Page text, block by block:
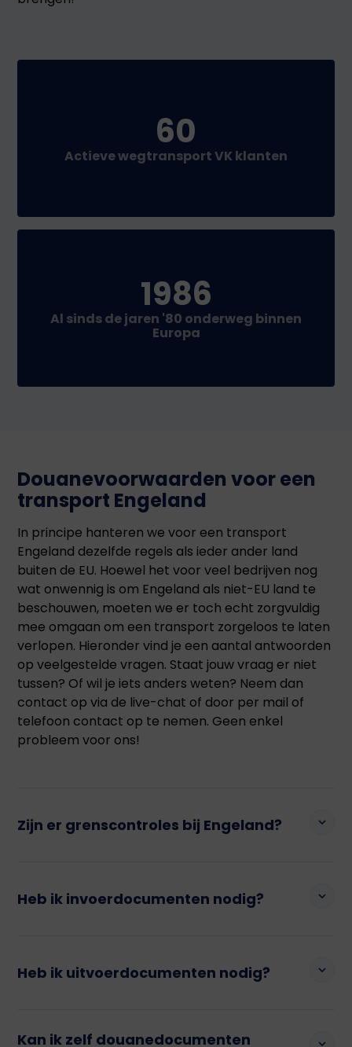
60
Actieve wegtransport VK klanten
1986
Al sinds de jaren '80 onderweg binnen
Europa
Douanevoorwaarden voor een
transport Engeland
In principe hanteren we voor een transport
Engeland dezelfde regels als ieder ander land
buiten de EU. Hoewel het voor veel bedrijven nog
wat onwennig is om Engeland als niet-EU land te
beschouwen, moeten we er toch echt zorgvuldig
mee omgaan om een transport zorgeloos te laten
verlopen. Hieronder vind je een aantal antwoorden
op veelgestelde vragen. Staat jouw vraag er niet
tussen? Of wil je iets anders weten? Neem dan
contact op via de live-chat of door per mail of
telefoon contact op te nemen. Geen enkel
probleem voor ons!
Zijn er grenscontroles bij Engeland?
met grenscontroles. Vraag bij onze specialisten na
of jouw goederen ook gecontroleerd (kunnen)
Heb ik invoerdocumenten nodig?
invoerdocumenten nodig.
Heb ik uitvoerdocumenten nodig?
uitvoerdocumenten nodig.
Kan ik zelf douanedocumenten